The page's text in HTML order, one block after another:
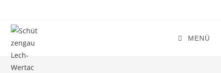
springen
MENÜ